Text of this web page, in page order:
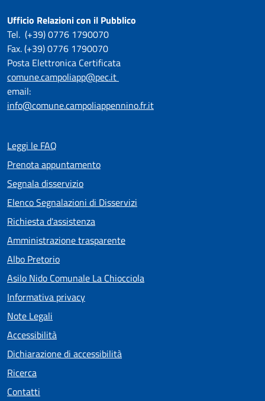
Ufficio Relazioni con il Pubblico
Tel. (+39) 0776 1790070
Fax. (+39) 0776 1790070
Posta Elettronica Certificata
comune.campoliapp@pec.it
email:
info@comune.campoliappennino.fr.it
Leggi le FAQ
Prenota appuntamento
Segnala disservizio
Elenco Segnalazioni di Disservizi
Richiesta d'assistenza
Amministrazione trasparente
Albo Pretorio
Asilo Nido Comunale La Chiocciola
Informativa privacy
Note Legali
Accessibilità
Dichiarazione di accessibilità
Ricerca
Contatti